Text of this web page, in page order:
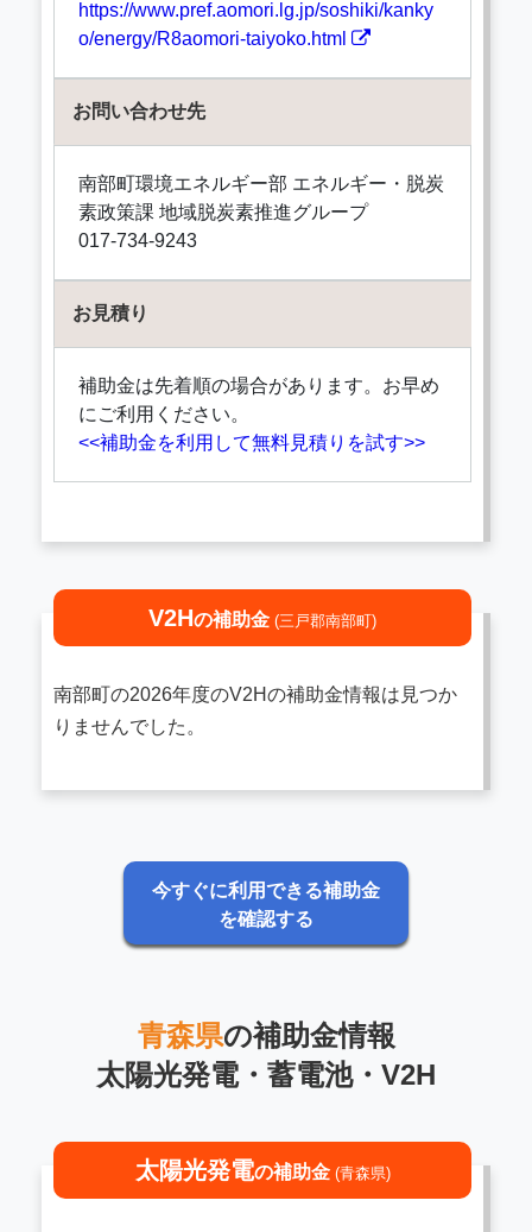
https://www.pref.aomori.lg.jp/soshiki/kanky
o/energy/R8aomori-taiyoko.html
お問い合わせ先
南部町環境エネルギー部 エネルギー・脱炭
素政策課 地域脱炭素推進グループ
017-734-9243
お見積り
補助金は先着順の場合があります。お早め
にご利用ください。
<<補助金を利用して無料見積りを試す>>
V2Hの補助金 (三戸郡南部町)
南部町の2026年度のV2Hの補助金情報は見つか
りませんでした。
今すぐに利用できる補助金
を確認する
青森県の補助金情報
太陽光発電・蓄電池・V2H
太陽光発電の補助金 (青森県)